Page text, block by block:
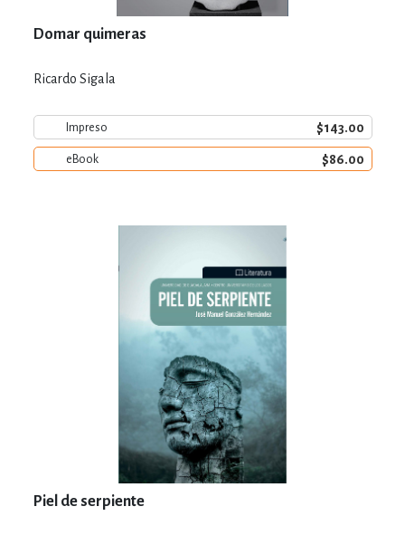
Domar quimeras
Ricardo Sigala
Impreso $143.00
eBook $86.00
Piel de serpiente